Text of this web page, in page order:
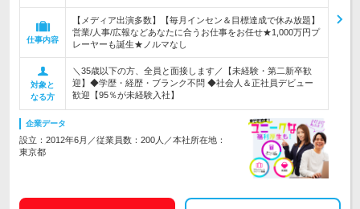
仕事内容
【メディア出演多数】【毎月インセン＆目標達成で休み放題】
営業/人事/広報などあなたに合うお仕事をお任せ★1,000万円プ
レーヤーも誕生★ノルマなし
対象と
なる方
＼35歳以下の方、全員と面接します／【未経験・第二新卒歓
迎】◆学歴・経歴・ブランク不問 ◆社会人＆正社員デビュー
歓迎【95％が未経験入社】
企業データ
設立：2012年6月／従業員数：200人／本社所在地：
東京都